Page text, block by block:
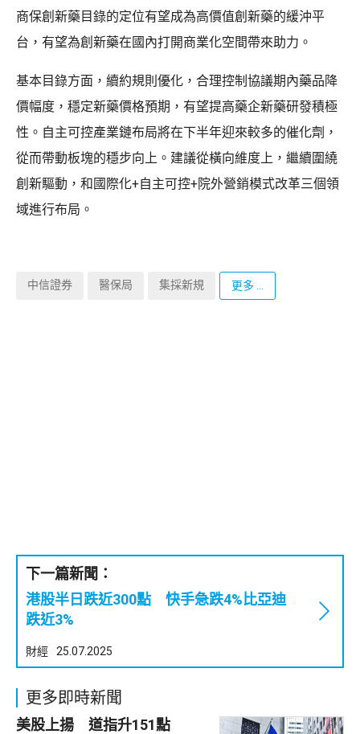
商保創新藥目錄的定位有望成為高價值創新藥的緩沖平
台，有望為創新藥在國內打開商業化空間帶來助力。
基本目錄方面，續約規則優化，合理控制協議期內藥品降
價幅度，穩定新藥價格預期，有望提高藥企新藥研發積極
性。自主可控產業鏈布局將在下半年迎來較多的催化劑，
從而帶動板塊的穩步向上。建議從橫向維度上，繼續圍繞
創新驅動，和國際化+自主可控+院外營銷模式改革三個領
域進行布局。
中信證券 醫保局 集採新規 更多 ...
下一篇新聞：
港股半日跌近300點 快手急跌4%比亞迪
跌近3%
財經 25.07.2025
更多即時新聞
美股上揚 道指升151點